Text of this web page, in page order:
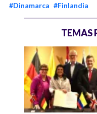
#Dinamarca #Finlandia
TEMAS